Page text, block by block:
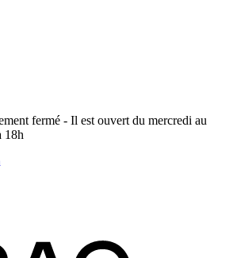
fermé - Il est ouvert du mercredi au
18h